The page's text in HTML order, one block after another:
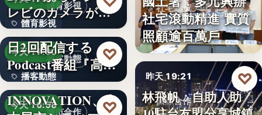
體育影視
體育影視
99
レビのカメラが追
い続け…
播客動態
今天 17:00
播客動態
文字
俳優・高橋健介が1
日2回配信する
Podcast番組『高
橋…
♡
城市合作
今天 16:58
NEXT
INNOVATION、名
♡
社宅政策
文字
社宅滾動精進 實質
照顧逾百萬戶
昨天 19:21
國際合作
林飛帆：自助人助
♡